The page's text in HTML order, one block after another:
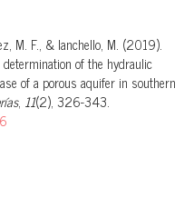
M. F., & Ianchello, M. (2019).
of the hydraulic
of a porous aquifer in southern
, 11(2), 326-343.